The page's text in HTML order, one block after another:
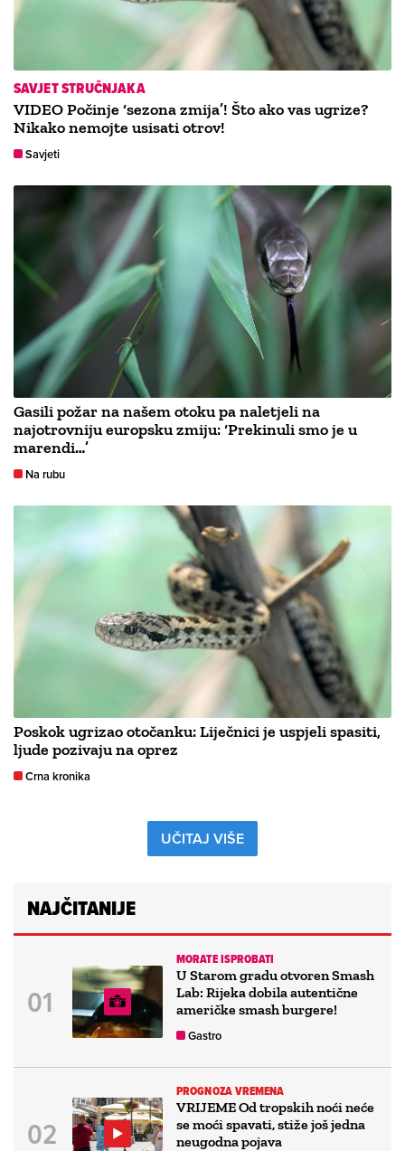
SAVJET STRUČNJAKA
VIDEO Počinje ‘sezona zmija’! Što ako vas ugrize?
Nikako nemojte usisati otrov!
Savjeti
Gasili požar na našem otoku pa naletjeli na
najotrovniju europsku zmiju: ‘Prekinuli smo je u
marendi…’
Na rubu
Poskok ugrizao otočanku: Liječnici je uspjeli spasiti,
ljude pozivaju na oprez
Crna kronika
UČITAJ VIŠE
NAJČITANIJE
MORATE ISPROBATI
U Starom gradu otvoren Smash
Lab: Rijeka dobila autentične
američke smash burgere!
Gastro
PROGNOZA VREMENA
VRIJEME Od tropskih noći neće
se moći spavati, stiže još jedna
neugodna pojava